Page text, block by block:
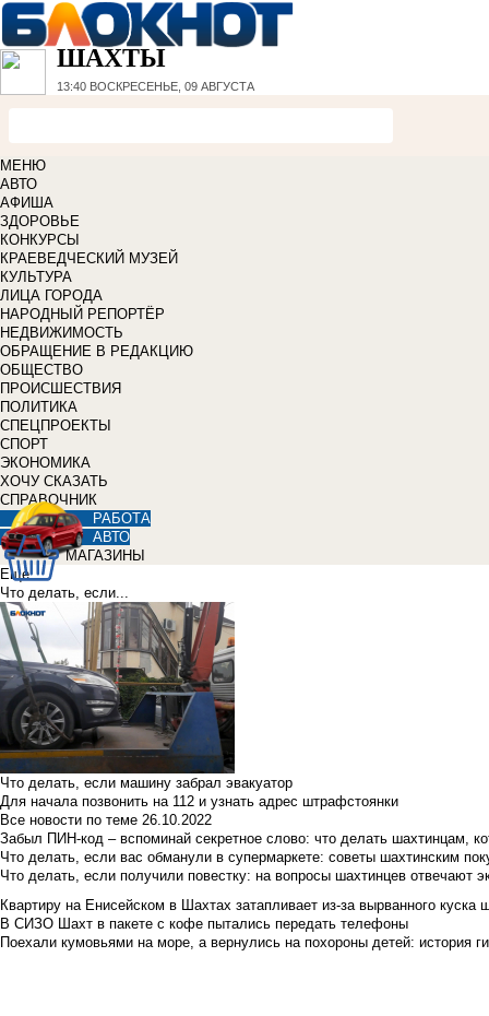
ШАХТЫ
13:40 ВОСКРЕСЕНЬЕ, 09 АВГУСТА
МЕНЮ
АВТО
АФИША
ЗДОРОВЬЕ
КОНКУРСЫ
КРАЕВЕДЧЕСКИЙ МУЗЕЙ
КУЛЬТУРА
ЛИЦА ГОРОДА
НАРОДНЫЙ РЕПОРТЁР
НЕДВИЖИМОСТЬ
ОБРАЩЕНИЕ В РЕДАКЦИЮ
ОБЩЕСТВО
ПРОИСШЕСТВИЯ
ПОЛИТИКА
СПЕЦПРОЕКТЫ
СПОРТ
ЭКОНОМИКА
ХОЧУ СКАЗАТЬ
СПРАВОЧНИК
РАБОТА
АВТО
МАГАЗИНЫ
Еще
Что делать, если...
Что делать, если машину забрал эвакуатор
Для начала позвонить на 112 и узнать адрес штрафстоянки
Все новости по теме 26.10.2022
Забыл ПИН-код – вспоминай секретное слово: что делать шахтинцам,
Что делать, если вас обманули в супермаркете: советы шахтинским
Что делать, если получили повестку: на вопросы шахтинцев отвечают
Квартиру на Енисейском в Шахтах затапливает из-за вырванного
В СИЗО Шахт в пакете с кофе пытались передать телефоны
Поехали кумовьями на море, а вернулись на похороны детей: история